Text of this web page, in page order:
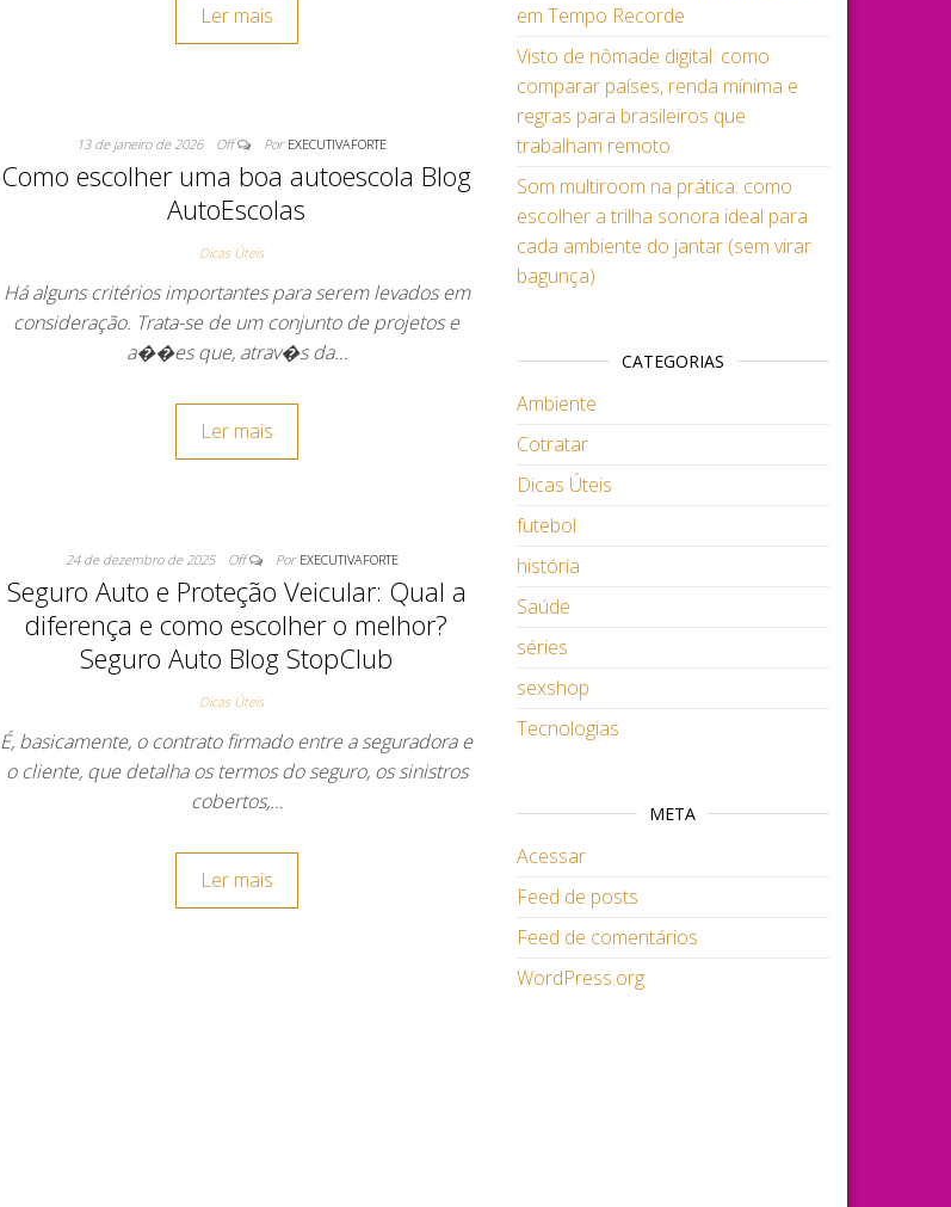
Ler mais
13 de janeiro de 2026 Off Por EXECUTIVAFORTE
Como escolher uma boa autoescola Blog
AutoEscolas
Dicas Úteis
Há alguns critérios importantes para serem levados em
consideração. Trata-se de um conjunto de projetos e
a��es que, atrav�s da…
Ler mais
24 de dezembro de 2025 Off Por EXECUTIVAFORTE
Seguro Auto e Proteção Veicular: Qual a
diferença e como escolher o melhor?
Seguro Auto Blog StopClub
Dicas Úteis
É, basicamente, o contrato firmado entre a seguradora e
o cliente, que detalha os termos do seguro, os sinistros
cobertos,…
Ler mais
em Tempo Recorde
Visto de nômade digital: como
comparar países, renda mínima e
regras para brasileiros que
trabalham remoto
Som multiroom na prática: como
escolher a trilha sonora ideal para
cada ambiente do jantar (sem virar
bagunça)
CATEGORIAS
Ambiente
Cotratar
Dicas Úteis
futebol
história
Saúde
séries
sexshop
Tecnologias
META
Acessar
Feed de posts
Feed de comentários
WordPress.org